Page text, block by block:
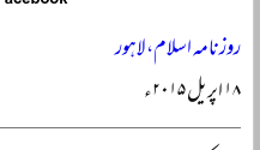
روزنامہ اسلام، لاہور
۱۸ اپریل ۲۰۱۵ء